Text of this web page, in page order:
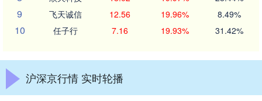
9 飞天诚信 12.56 19.96% 8.49%
10 任子行 7.16 19.93% 31.42%
沪深京行情 实时轮播